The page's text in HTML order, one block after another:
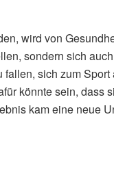
wird von
sondern sich
sich zum Sport
könnte sein, dass
kam eine neue